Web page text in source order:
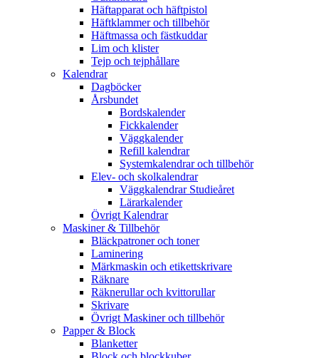
Häftapparat och häftpistol
Häftklammer och tillbehör
Häftmassa och fästkuddar
Lim och klister
Tejp och tejphållare
Kalendrar
Dagböcker
Årsbundet
Bordskalender
Fickkalender
Väggkalender
Refill kalendrar
Systemkalendrar och tillbehör
Elev- och skolkalendrar
Väggkalendrar Studieåret
Lärarkalender
Övrigt Kalendrar
Maskiner & Tillbehör
Bläckpatroner och toner
Laminering
Märkmaskin och etikettskrivare
Räknare
Räknerullar och kvittorullar
Skrivare
Övrigt Maskiner och tillbehör
Papper & Block
Blanketter